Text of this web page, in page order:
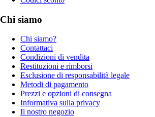
Chi siamo
Chi siamo?
Contattaci
Condizioni di vendita
Restituzioni e rimborsi
Esclusione di responsabilità legale
Metodi di pagamento
Prezzi e opzioni di consegna
Informativa sulla privacy
Il nostro negozio